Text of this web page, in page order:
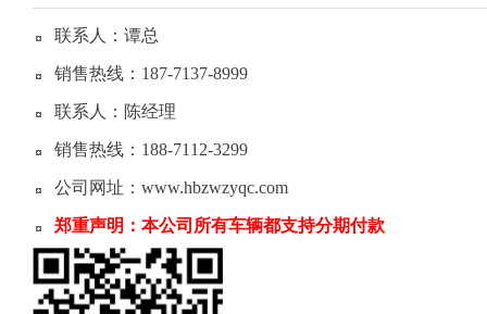
联系人：谭总
销售热线：187-7137-8999
联系人：陈经理
销售热线：188-7112-3299
公司网址：www.hbzwzyqc.com
郑重声明：本公司所有车辆都支持分期付款